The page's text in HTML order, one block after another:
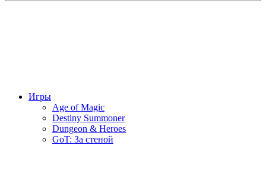
Игры
Age of Magic
Destiny Summoner
Dungeon & Heroes
GoT: За стеной